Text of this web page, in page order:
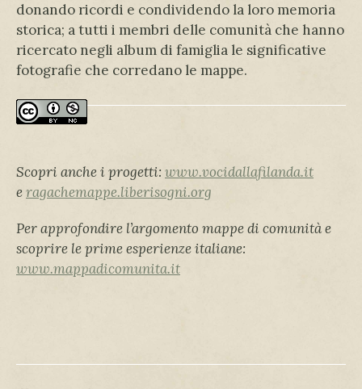
donando ricordi e condividendo la loro memoria
storica; a tutti i membri delle comunità che hanno
ricercato negli album di famiglia le significative
fotografie che corredano le mappe.
Scopri anche i progetti: www.vocidallafilanda.it
eragachemappe.liberisogni.org
Per approfondire l’argomento mappe di comunità e
scoprire le prime esperienze italiane:
www.mappadicomunita.it